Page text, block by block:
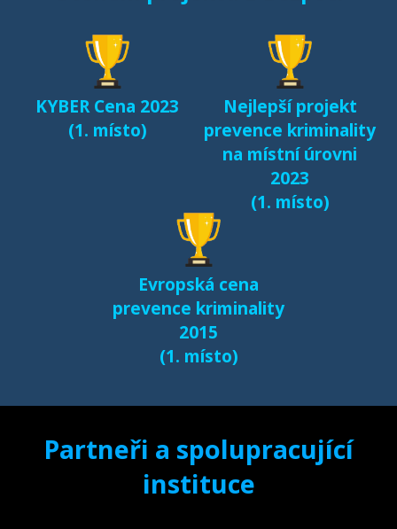
dětí v kyberprostoru
Fenomén Minecraft v
českém prostředí
Další výsledky jsou k
samostatné stránce
e-bezpeci.cz/vyzkum.
KYBER Cena 2023
(1. místo)
Nejlepší projekt
prevence kriminality
na místní úrovni
2023
(1. místo)
Evropská cena
prevence kriminality
2015
(1. místo)
Partneři a spolupracující
instituce